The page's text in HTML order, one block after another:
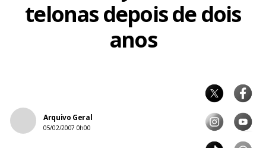
telonas depois de dois
anos
Arquivo Geral
05/02/2007 0h00